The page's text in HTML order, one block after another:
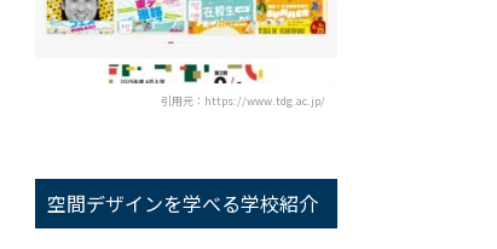
引用元：https://www.tdg.ac.jp/
空間デザインを学べる学校紹介